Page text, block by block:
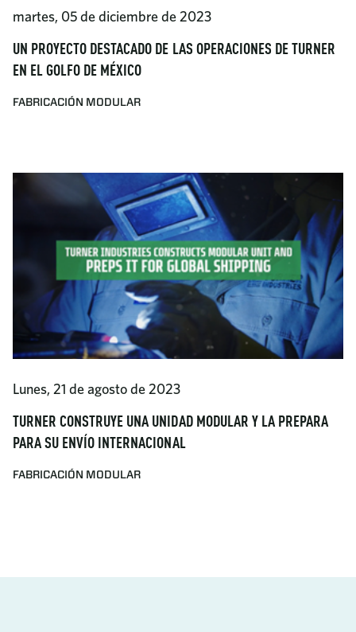
martes, 05 de diciembre de 2023
UN PROYECTO DESTACADO DE LAS OPERACIONES DE TURNER
EN EL GOLFO DE MÉXICO
FABRICACIÓN MODULAR
Lunes, 21 de agosto de 2023
TURNER CONSTRUYE UNA UNIDAD MODULAR Y LA PREPARA
PARA SU ENVÍO INTERNACIONAL
FABRICACIÓN MODULAR